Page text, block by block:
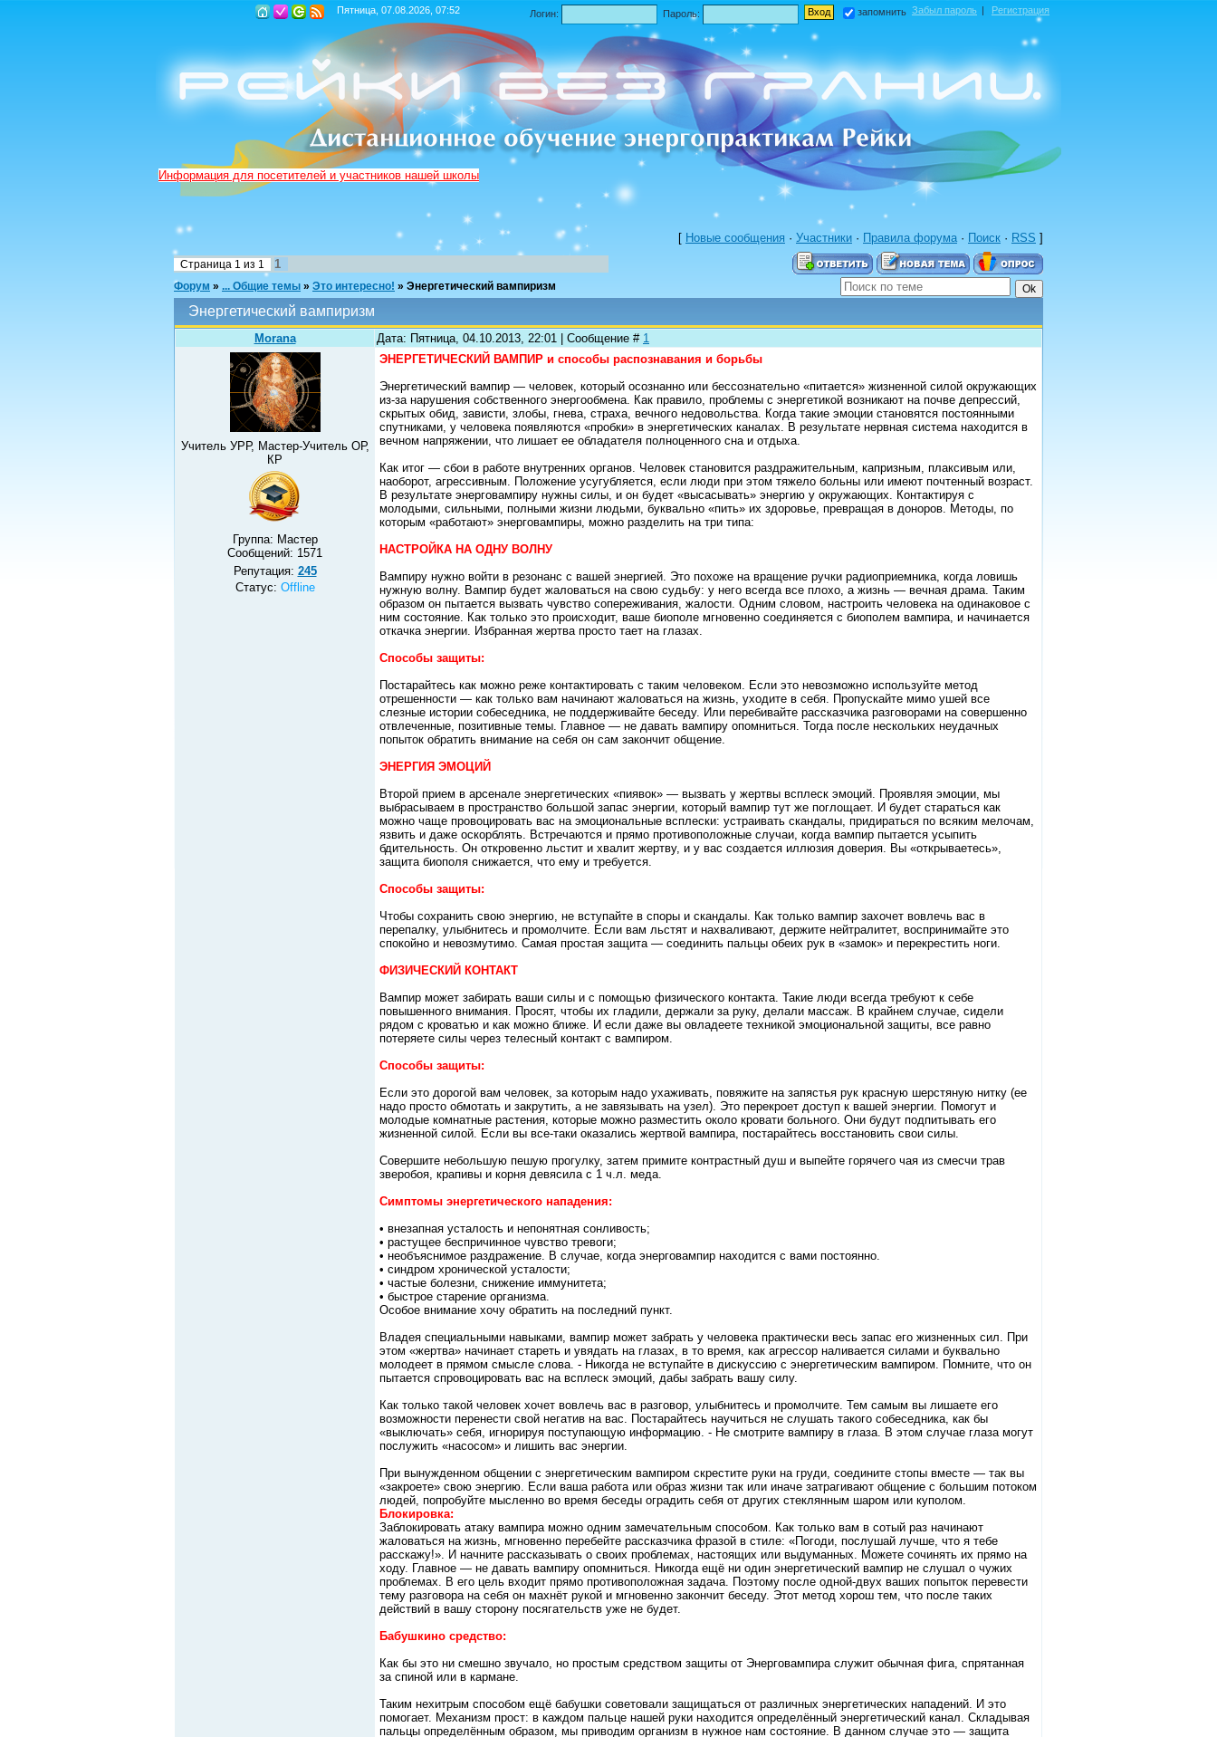
Пятница, 07.08.2026, 07:52 Логин: Пароль: запомнить Забыл пароль | Регистрация
Информация для посетителей и участников нашей школы
[ Новые сообщения · Участники · Правила форума · Поиск · RSS ]
Страница 1 из 1 1
Форум » ... Общие темы » Это интересно! » Энергетический вампиризм
Энергетический вампиризм
Morana Дата: Пятница, 04.10.2013, 22:01 | Сообщение # 1
Учитель УРР, Мастер-Учитель ОР,
КР
Группа: Мастер
Сообщений: 1571
Репутация: 245
Статус: Offline
ЭНЕРГЕТИЧЕСКИЙ ВАМПИР и способы распознавания и борьбы
Энергетический вампир — человек, который осознанно или бессознательно «питается» жизненной силой окружающих
из-за нарушения собственного энергообмена. Как правило, проблемы с энергетикой возникают на почве депрессий,
скрытых обид, зависти, злобы, гнева, страха, вечного недовольства. Когда такие эмоции становятся постоянными
спутниками, у человека появляются «пробки» в энергетических каналах. В результате нервная система находится в
вечном напряжении, что лишает ее обладателя полноценного сна и отдыха.
Как итог — сбои в работе внутренних органов. Человек становится раздражительным, капризным, плаксивым или,
наоборот, агрессивным. Положение усугубляется, если люди при этом тяжело больны или имеют почтенный возраст.
В результате энерговампиру нужны силы, и он будет «высасывать» энергию у окружающих. Контактируя с
молодыми, сильными, полными жизни людьми, буквально «пить» их здоровье, превращая в доноров. Методы, по
которым «работают» энерговампиры, можно разделить на три типа:
НАСТРОЙКА НА ОДНУ ВОЛНУ
Вампиру нужно войти в резонанс с вашей энергией. Это похоже на вращение ручки радиоприемника, когда ловишь
нужную волну. Вампир будет жаловаться на свою судьбу: у него всегда все плохо, а жизнь — вечная драма. Таким
образом он пытается вызвать чувство сопереживания, жалости. Одним словом, настроить человека на одинаковое с
ним состояние. Как только это происходит, ваше биополе мгновенно соединяется с биополем вампира, и начинается
откачка энергии. Избранная жертва просто тает на глазах.
Способы защиты:
Постарайтесь как можно реже контактировать с таким человеком. Если это невозможно используйте метод
отрешенности — как только вам начинают жаловаться на жизнь, уходите в себя. Пропускайте мимо ушей все
слезные истории собеседника, не поддерживайте беседу. Или перебивайте рассказчика разговорами на совершенно
отвлеченные, позитивные темы. Главное — не давать вампиру опомниться. Тогда после нескольких неудачных
попыток обратить внимание на себя он сам закончит общение.
ЭНЕРГИЯ ЭМОЦИЙ
Второй прием в арсенале энергетических «пиявок» — вызвать у жертвы всплеск эмоций. Проявляя эмоции, мы
выбрасываем в пространство большой запас энергии, который вампир тут же поглощает. И будет стараться как
можно чаще провоцировать вас на эмоциональные всплески: устраивать скандалы, придираться по всяким мелочам,
язвить и даже оскорблять. Встречаются и прямо противоположные случаи, когда вампир пытается усыпить
бдительность. Он откровенно льстит и хвалит жертву, и у вас создается иллюзия доверия. Вы «открываетесь»,
защита биополя снижается, что ему и требуется.
Способы защиты:
Чтобы сохранить свою энергию, не вступайте в споры и скандалы. Как только вампир захочет вовлечь вас в
перепалку, улыбнитесь и промолчите. Если вам льстят и нахваливают, держите нейтралитет, воспринимайте это
спокойно и невозмутимо. Самая простая защита — соединить пальцы обеих рук в «замок» и перекрестить ноги.
ФИЗИЧЕСКИЙ КОНТАКТ
Вампир может забирать ваши силы и с помощью физического контакта. Такие люди всегда требуют к себе
повышенного внимания. Просят, чтобы их гладили, держали за руку, делали массаж. В крайнем случае, сидели
рядом с кроватью и как можно ближе. И если даже вы овладеете техникой эмоциональной защиты, все равно
потеряете силы через телесный контакт с вампиром.
Способы защиты:
Если это дорогой вам человек, за которым надо ухаживать, повяжите на запястья рук красную шерстяную нитку (ее
надо просто обмотать и закрутить, а не завязывать на узел). Это перекроет доступ к вашей энергии. Помогут и
молодые комнатные растения, которые можно разместить около кровати больного. Они будут подпитывать его
жизненной силой. Если вы все-таки оказались жертвой вампира, постарайтесь восстановить свои силы.
Совершите небольшую пешую прогулку, затем примите контрастный душ и выпейте горячего чая из смесчи трав
зверобоя, крапивы и корня девясила с 1 ч.л. меда.
Симптомы энергетического нападения:
• внезапная усталость и непонятная сонливость;
• растущее беспричинное чувство тревоги;
• необъяснимое раздражение. В случае, когда энерговампир находится с вами постоянно.
• синдром хронической усталости;
• частые болезни, снижение иммунитета;
• быстрое старение организма.
Особое внимание хочу обратить на последний пункт.
Владея специальными навыками, вампир может забрать у человека практически весь запас его жизненных сил. При
этом «жертва» начинает стареть и увядать на глазах, в то время, как агрессор наливается силами и буквально
молодеет в прямом смысле слова. - Никогда не вступайте в дискуссию с энергетическим вампиром. Помните, что он
пытается спровоцировать вас на всплеск эмоций, дабы забрать вашу силу.
Как только такой человек хочет вовлечь вас в разговор, улыбнитесь и промолчите. Тем самым вы лишаете его
возможности перенести свой негатив на вас. Постарайтесь научиться не слушать такого собеседника, как бы
«выключать» себя, игнорируя поступающую информацию. - Не смотрите вампиру в глаза. В этом случае глаза могут
послужить «насосом» и лишить вас энергии.
При вынужденном общении с энергетическим вампиром скрестите руки на груди, соедините стопы вместе — так вы
«закроете» свою энергию. Если ваша работа или образ жизни так или иначе затрагивают общение с большим потоком
людей, попробуйте мысленно во время беседы оградить себя от других стеклянным шаром или куполом.
Блокировка:
Заблокировать атаку вампира можно одним замечательным способом. Как только вам в сотый раз начинают
жаловаться на жизнь, мгновенно перебейте рассказчика фразой в стиле: «Погоди, послушай лучше, что я тебе
расскажу!». И начните рассказывать о своих проблемах, настоящих или выдуманных. Можете сочинять их прямо на
ходу. Главное — не давать вампиру опомниться. Никогда ещё ни один энергетический вампир не слушал о чужих
проблемах. В его цель входит прямо противоположная задача. Поэтому после одной-двух ваших попыток перевести
тему разговора на себя он махнёт рукой и мгновенно закончит беседу. Этот метод хорош тем, что после таких
действий в вашу сторону посягательств уже не будет.
Бабушкино средство:
Как бы это ни смешно звучало, но простым средством защиты от Энерговампира служит обычная фига, спрятанная
за спиной или в кармане.
Таким нехитрым способом ещё бабушки советовали защищаться от различных энергетических нападений. И это
помогает. Механизм прост: в каждом пальце нашей руки находится определённый энергетический канал. Складывая
пальцы определённым образом, мы приводим организм в нужное нам состояние. В данном случае это — защита